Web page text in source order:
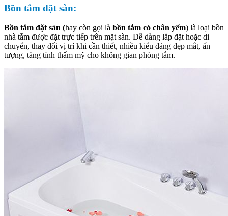
Bồn tắm đặt sàn:
Bồn tắm đặt sàn (hay còn gọi là bồn tắm có chân yếm) là loại bồn
nhà tắm được đặt trực tiếp trên mặt sàn. Dễ dàng lắp đặt hoặc di
chuyển, thay đổi vị trí khi cần thiết, nhiều kiểu dáng đẹp mắt, ấn
tượng, tăng tính thẩm mỹ cho không gian phòng tắm.